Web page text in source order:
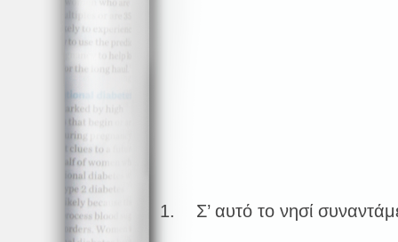
1. Σ’ αυτό το νησί